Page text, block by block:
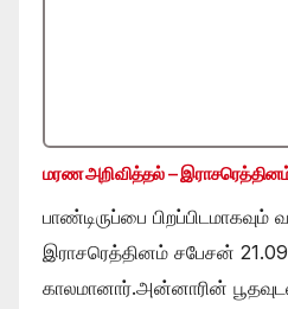
மரண அறிவித்தல் – இராசரெத்தினம்
பாண்டிருப்பை
இராசரெத்தினம் சபேசன்
காலமானார்.அன்னாரின்